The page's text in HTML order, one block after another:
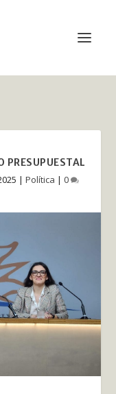
PRESUPUESTAL
| Política | 0